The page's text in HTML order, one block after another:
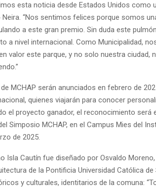
esta noticia desde Estados Unidos como
Neira. “Nos sentimos felices porque somos
a este gran premio. Sin duda este
a nivel internacional. Como Municipalidad,
valor este parque, y no solo nuestra ciudad,
MCHAP serán anunciados en febrero de
quienes viajarán para conocer
el proyecto ganador, el reconocimiento será
Simposio MCHAP, en el Campus Mies del
de 2025.
Isla Cautín fue diseñado por Osvaldo
de la Pontificia Universidad Católica
y culturales, identitarios de la comuna: